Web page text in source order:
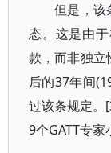
但是，该
态。这是由
款，而非独立
后的37年间
过该条规定。
9个GATT专